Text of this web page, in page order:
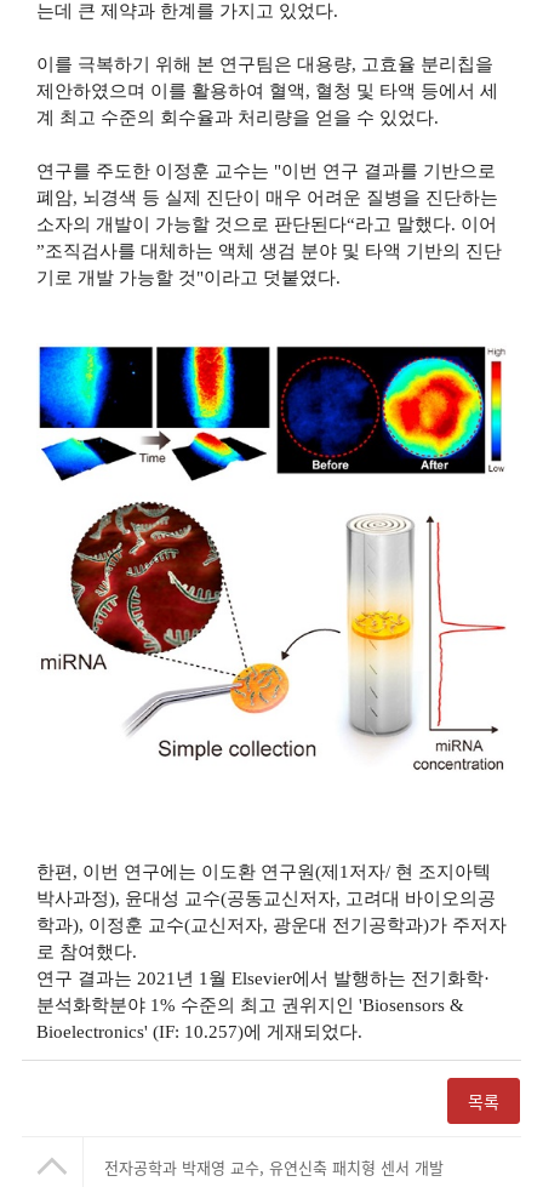
는데 큰 제약과 한계를 가지고 있었다.
이를 극복하기 위해 본 연구팀은 대용량, 고효율 분리칩을
제안하였으며 이를 활용하여 혈액, 혈청 및 타액 등에서 세
계 최고 수준의 회수율과 처리량을 얻을 수 있었다.
연구를 주도한 이정훈 교수는 "이번 연구 결과를 기반으로
폐암, 뇌경색 등 실제 진단이 매우 어려운 질병을 진단하는
소자의 개발이 가능할 것으로 판단된다“라고 말했다. 이어
”조직검사를 대체하는 액체 생검 분야 및 타액 기반의 진단
기로 개발 가능할 것"이라고 덧붙였다.
한편 , 이번 연구에는 이도환 연구원(제 1 저자/ 현 조지아텍
박사과정), 윤대성 교수(공동교신저자, 고려대 바이오의공
학과), 이정훈 교수(교신저자, 광운대 전기공학과)가 주저자
로 참여했다.
연구 결과는 2021 년 1 월 Elsevier에서 발행하는 전기화학·
분석화학분야 1% 수준의 최고 권위지인 'Biosensors &
Bioelectronics' (IF: 10.257)에 게재되었다.
목록
전자공학과 박재영 교수, 유연신축 패치형 센서 개발